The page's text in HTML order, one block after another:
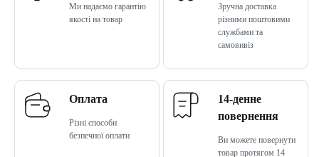
Ми надаємо гарантію
якості на товар
Зручна доставка
різними поштовими
службами та
самовивіз
Оплата
Різні способи
безпечної оплати
14-денне
повернення
Ви можете повернути
товар протягом 14